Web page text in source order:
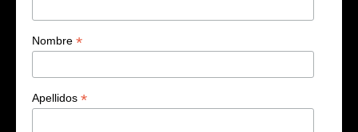
Nombre *
Apellidos *